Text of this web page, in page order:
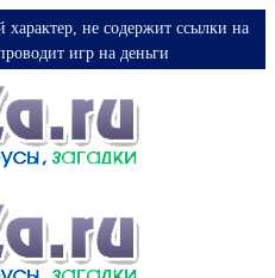
не содержит ссылки на
игр на деньги